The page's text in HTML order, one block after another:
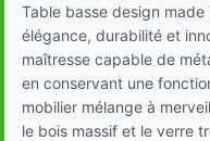
Table basse design
élégance, durabilité et
maîtresse capable de
en conservant une
mobilier mélange à
le bois massif et le verre